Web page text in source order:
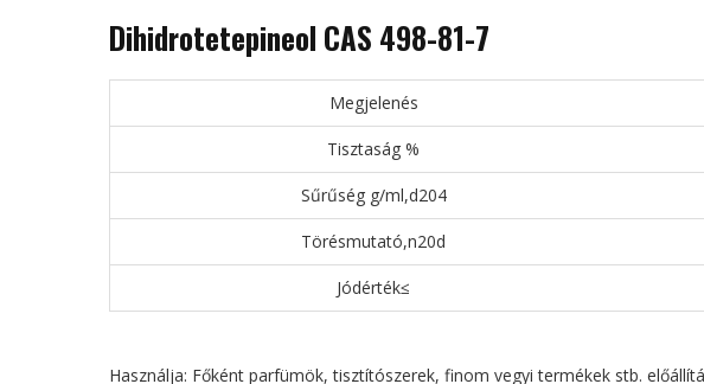
Dihidrotetepineol CAS 498-81-7
Megjelenés
Tisztaság %
Sűrűség g/ml,d204
Törésmutató,n20d
Jódérték≤
Használja: Főként parfümök, tisztítószerek, finom vegyi termékek stb.